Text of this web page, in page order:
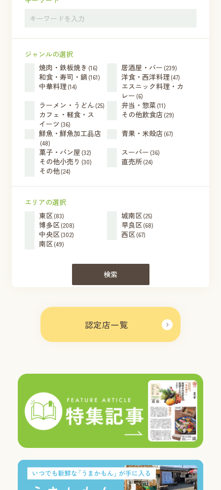
認定店一覧
ジャンルの選択
焼肉・鉄板焼き (16) 居酒屋・バー (239)
和食・寿司・鍋 (161) 洋食・西洋料理 (47)
中華料理 (14)
エスニック料理・カ
レー (6)
ラーメン・うどん (25) 弁当・惣菜(11)
カフェ・軽食・ス
イーツ (36)
その他飲食店(29)
鮮魚・鮮魚加工品店
(48)
青果・米殻店(67)
菓子・パン屋 (32) スーパー (36)
その他小売り (30) 直売所(24)
その他(24)
エリアの選択
東区(83) 城南区(25)
博多区(208) 早良区(68)
中央区(302) 西区(67)
南区(49)
検索